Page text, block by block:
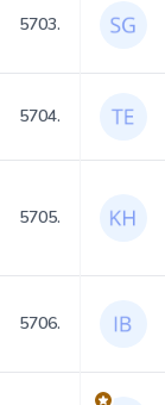
5703.
5704.
5705.
5706.